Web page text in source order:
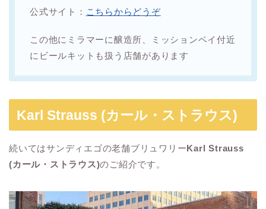
公式サイト： こちらからどうぞ
この他にミラマーに醸造所、ミッションベイ付近
にビールキットも扱う店舗があります
Karl Strauss (カール・ストラウス)
続いてはサンディエゴの老舗ブリュワリーKarl Strauss
(カール・ストラウス)のご紹介です。